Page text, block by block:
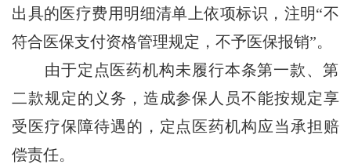
出具的医疗费用明细清单上依项标识，注明“不
符合医保支付资格管理规定，不予医保报销”。
由于定点医药机构未履行本条第一款、第
二款规定的义务，造成参保人员不能按规定享
受医疗保障待遇的，定点医药机构应当承担赔
偿责任。